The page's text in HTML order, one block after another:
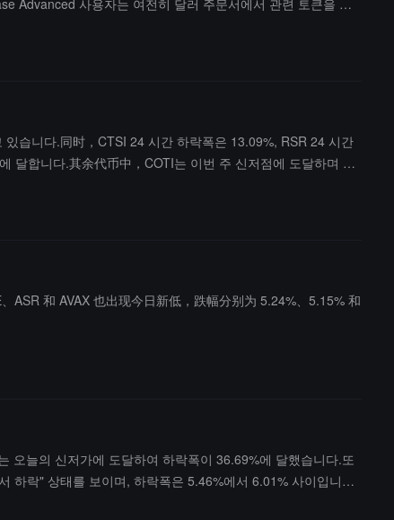
Advanced 사용자는 여전히 달러 주문서에서 관련 토큰을 거
습니다.同时，CTSI 24 시간 하락폭은 13.09%, RSR 24 시간
달합니다.其余代币中，COTI는 이번 주 신저점에 도달하며 하
ASR 和 AVAX 也出现今日新低，跌幅分别为 5.24%、5.15% 和
오늘의 신저가에 도달하여 하락폭이 36.69%에 달했습니다.또
하락" 상태를 보이며, 하락폭은 5.46%에서 6.01% 사이입니다.